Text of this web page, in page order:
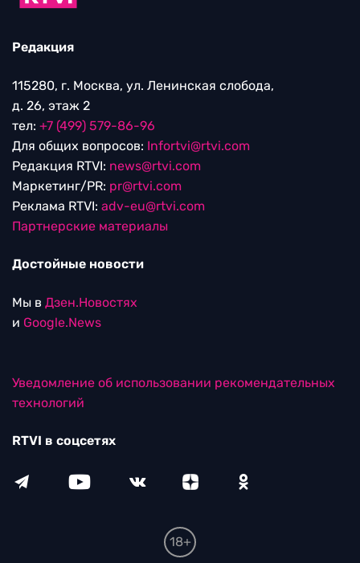
Редакция
115280, г. Москва, ул. Ленинская слобода,
д. 26, этаж 2
тел: +7 (499) 579-86-96
Для общих вопросов: Infortvi@rtvi.com
Редакция RTVI: news@rtvi.com
Маркетинг/PR: pr@rtvi.com
Реклама RTVI: adv-eu@rtvi.com
Партнерские материалы
Достойные новости
Мы в Дзен.Новостях
и Google.News
Уведомление об использовании рекомендательных
технологий
RTVI в соцсетях
18+